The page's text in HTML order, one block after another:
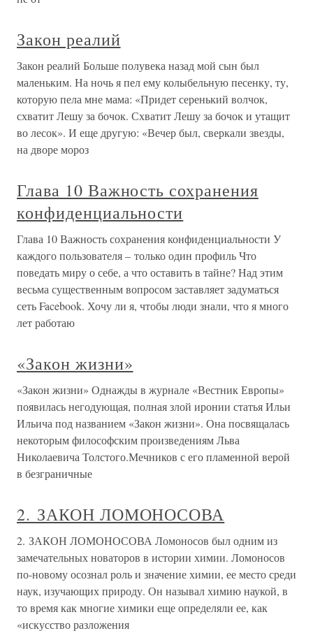
Закон реалий
Закон реалий Больше полувека назад мой сын был
маленьким. На ночь я пел ему колыбельную песенку, ту,
которую пела мне мама: «Придет серенький волчок,
схватит Лешу за бочок. Схватит Лешу за бочок и утащит
во лесок». И еще другую: «Вечер был, сверкали звезды,
на дворе мороз
Глава 10 Важность сохранения
конфиденциальности
Глава 10 Важность сохранения конфиденциальности У
каждого пользователя – только один профиль Что
поведать миру о себе, а что оставить в тайне? Над этим
весьма существенным вопросом заставляет задуматься
сеть Facebook. Хочу ли я, чтобы люди знали, что я много
лет работаю
«Закон жизни»
«Закон жизни» Однажды в журнале «Вестник Европы»
появилась негодующая, полная злой иронии статья Ильи
Ильича под названием «Закон жизни». Она посвящалась
некоторым философским произведениям Льва
Николаевича Толстого.Мечников с его пламенной верой
в безграничные
2. ЗАКОН ЛОМОНОСОВА
2. ЗАКОН ЛОМОНОСОВА Ломоносов был одним из
замечательных новаторов в истории химии. Ломоносов
по-новому осознал роль и значение химии, ее место среди
наук, изучающих природу. Он называл химию наукой, в
то время как многие химики еще определяли ее, как
«искусство разложения